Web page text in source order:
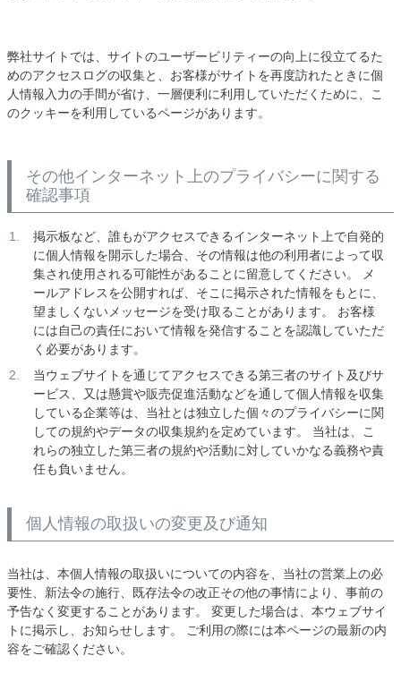
弊社サイトでは、サイトのユーザービリティーの向上に役立てるた
めのアクセスログの収集と、お客様がサイトを再度訪れたときに個
人情報入力の手間が省け、一層便利に利用していただくために、こ
のクッキーを利用しているページがあります。
その他インターネット上のプライバシーに関する
確認事項
掲示板など、誰もがアクセスできるインターネット上で自発的
に個人情報を開示した場合、その情報は他の利用者によって収
集され使用される可能性があることに留意してください。 メ
ールアドレスを公開すれば、そこに掲示された情報をもとに、
望ましくないメッセージを受け取ることがあります。 お客様
には自己の責任において情報を発信することを認識していただ
く必要があります。
当ウェブサイトを通じてアクセスできる第三者のサイト及びサ
ービス、又は懸賞や販売促進活動などを通して個人情報を収集
している企業等は、当社とは独立した個々のプライバシーに関
しての規約やデータの収集規約を定めています。 当社は、こ
れらの独立した第三者の規約や活動に対していかなる義務や責
任も負いません。
個人情報の取扱いの変更及び通知
当社は、本個人情報の取扱いについての内容を、当社の営業上の必
要性、新法令の施行、既存法令の改正その他の事情により、事前の
予告なく変更することがあります。 変更した場合は、本ウェブサイ
トに掲示し、お知らせします。 ご利用の際には本ページの最新の内
容をご確認ください。